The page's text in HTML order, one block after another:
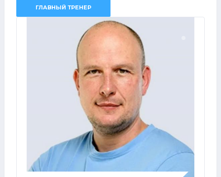
ГЛАВНЫЙ ТРЕНЕР